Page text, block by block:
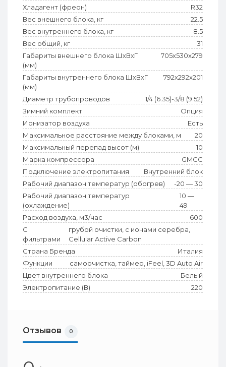
Хладагент (фреон)
R32
Вес внешнего блока, кг
22.5
Вес внутреннего блока, кг
8.5
Вес общий, кг
31
Габариты внешнего блока ШхВхГ
(мм)
705x530x279
Габариты внутреннего блока ШхВхГ
(мм)
792x292x201
Диаметр трубопроводов
1/4 (6.35)-3/8 (9.52)
Зимний комплект
Опция
Ионизатор воздуха
Есть
Максимальное расстояние между блоками, м
20
Максимальный перепад высот (м)
10
Марка компрессора
GMCC
Подключение электропитания
Внутренний блок
Рабочий диапазон температур (обогрев)
-20 — 30
Рабочий диапазон температур
(охлаждение)
10 —
49
Расход воздуха, м3/час
600
С
фильтрами
грубой очистки, с ионами серебра,
Сellular Active Carbon
Страна Бренда
Италия
Функции
самоочистка, таймер, iFeel, 3D Auto Air
Цвет внутреннего блока
Белый
Электропитание (В)
220
Отзывов 0